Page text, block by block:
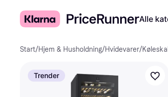
Alle
Start/Hjem & Husholdning/Hvidevarer/
Trender